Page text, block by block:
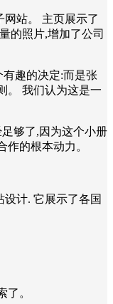
站。 主页展示了
的照片,增加了公司
趣的决定:而是张
。 我们认为这是一
够了,因为这个小册
的根本动力。
计. 它展示了各国
了。